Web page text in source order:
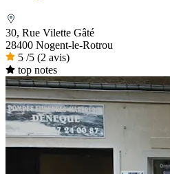
30, Rue Vilette Gâté
28400 Nogent-le-Rotrou
5 /5 (2 avis)
top notes